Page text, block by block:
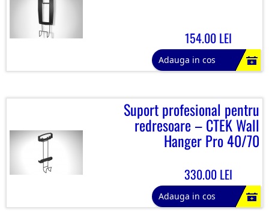
154.00 LEI
Adauga in cos
Suport profesional pentru
redresoare – CTEK Wall
Hanger Pro 40/70
330.00 LEI
Adauga in cos